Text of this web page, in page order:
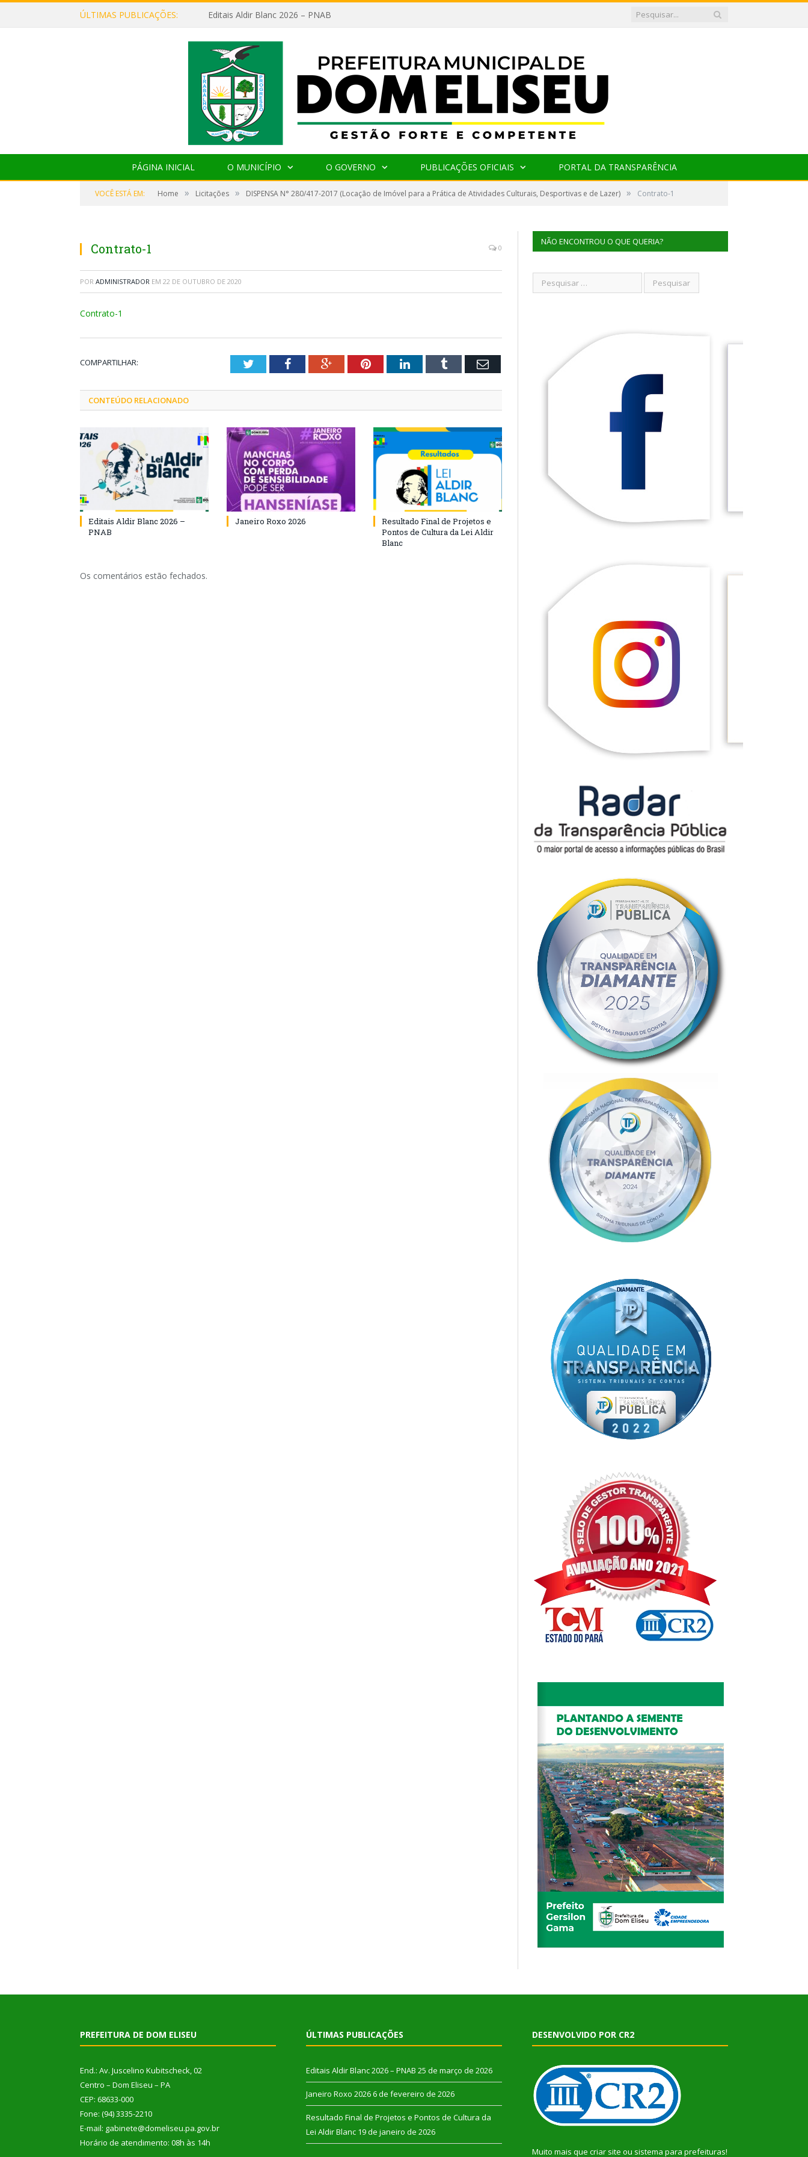
ÚLTIMAS PUBLICAÇÕES: Editais Aldir Blanc 2026 – PNAB
PÁGINA INICIAL O MUNICÍPIO O GOVERNO PUBLICAÇÕES OFICIAIS PORTAL DA TRANSPARÊNCIA
VOCÊ ESTÁ EM: Home » Licitações » DISPENSA N° 280/417-2017 (Locação de Imóvel para a Prática de Atividades Culturais, Desportivas e de Lazer) » Contrato-1
Contrato-1 0
POR ADMINISTRADOR EM 22 DE OUTUBRO DE 2020
Contrato-1
COMPARTILHAR: TwitterFacebookGoogle+PinterestLinkedInTumblr Email
CONTEÚDO RELACIONADO
Editais Aldir Blanc 2026 –
PNAB
Janeiro Roxo 2026
Resultado Final de Projetos e
Pontos de Cultura da Lei Aldir
Blanc
Os comentários estão fechados.
NÃO ENCONTROU O QUE QUERIA?
PREFEITURA DE DOM ELISEU
End.: Av. Juscelino Kubitscheck, 02
Centro – Dom Eliseu – PA
CEP: 68633-000
Fone: (94) 3335-2210
E-mail: gabinete@domeliseu.pa.gov.br
Horário de atendimento: 08h às 14h
ÚLTIMAS PUBLICAÇÕES
Editais Aldir Blanc 2026 – PNAB 25 de março de 2026
Janeiro Roxo 2026 6 de fevereiro de 2026
Resultado Final de Projetos e Pontos de Cultura da
Lei Aldir Blanc 19 de janeiro de 2026
DESENVOLVIDO POR CR2
Muito mais que criar site ou sistema para prefeituras!